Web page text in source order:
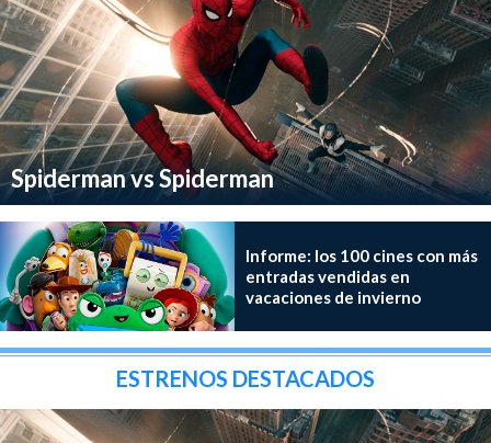
Spiderman vs Spiderman
Informe: los 100 cines con más
entradas vendidas en
vacaciones de invierno
ESTRENOS DESTACADOS